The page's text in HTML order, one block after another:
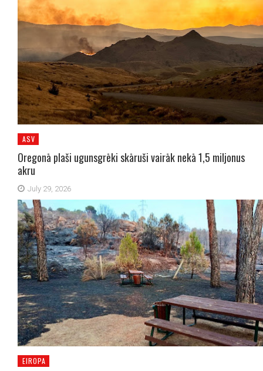
ASV
Oregonā plaši ugunsgrēki skāruši vairāk nekā 1,5 miljonus
akru
July 29, 2026
EIROPA